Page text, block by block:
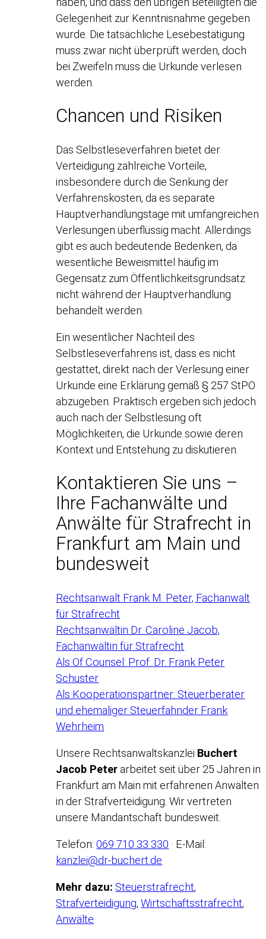
Gelegenheit zur Kenntnisnahme gegeben
wurde. Die tatsächliche Lesebestätigung
muss zwar nicht überprüft werden, doch
bei Zweifeln muss die Urkunde verlesen
werden.
Chancen und Risiken
Das Selbstleseverfahren bietet der
Verteidigung zahlreiche Vorteile,
insbesondere durch die Senkung der
Verfahrenskosten, da es separate
Hauptverhandlungstage mit umfangreichen
Verlesungen überflüssig macht. Allerdings
gibt es auch bedeutende Bedenken, da
wesentliche Beweismittel häufig im
Gegensatz zum Öffentlichkeitsgrundsatz
nicht während der Hauptverhandlung
behandelt werden.
Ein wesentlicher Nachteil des
Selbstleseverfahrens ist, dass es nicht
gestattet, direkt nach der Verlesung einer
Urkunde eine Erklärung gemäß § 257 StPO
abzugeben. Praktisch ergeben sich jedoch
auch nach der Selbstlesung oft
Möglichkeiten, die Urkunde sowie deren
Kontext und Entstehung zu diskutieren.
Kontaktieren Sie uns –
Ihre Fachanwälte und
Anwälte für Strafrecht in
Frankfurt am Main und
bundesweit
Rechtsanwalt Frank M. Peter, Fachanwalt
für Strafrecht
Rechtsanwältin Dr. Caroline Jacob,
Fachanwältin für Strafrecht
Als Of Counsel: Prof. Dr. Frank Peter
Schuster
Als Kooperationspartner: Steuerberater
und ehemaliger Steuerfahnder Frank
Wehrheim
Unsere Rechtsanwaltskanzlei Buchert
Jacob Peter arbeitet seit über 25 Jahren in
Frankfurt am Main mit erfahrenen Anwälten
in der Strafverteidigung. Wir vertreten
unsere Mandantschaft bundesweit.
Telefon:069 710 33 330 · E-Mail:
kanzlei@dr-buchert.de
Mehr dazu: Steuerstrafrecht,
Strafverteidigung,Wirtschaftsstrafrecht,
Anwälte